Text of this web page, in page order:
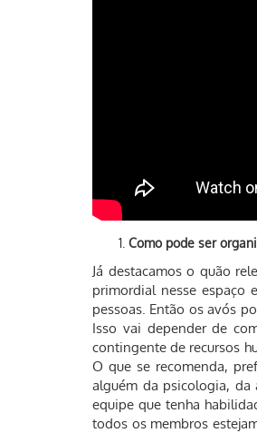
Como pode ser
Já destacamos o quão
primordial nesse espaço
pessoas. Então os avós
Isso vai depender de
contingente de recursos
O que se recomenda,
alguém da psicologia, da
equipe que tenha
todos os membros